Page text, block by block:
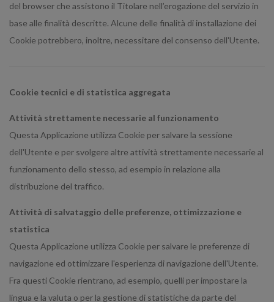
del browser che assistono il Titolare nell’erogazione del servizio in
base alle finalità descritte. Alcune delle finalità di installazione dei
Cookie potrebbero, inoltre, necessitare del consenso dell'Utente.
Cookie tecnici e di statistica aggregata
Attività strettamente necessarie al funzionamento
Questa Applicazione utilizza Cookie per salvare la sessione
dell'Utente e per svolgere altre attività strettamente necessarie al
funzionamento dello stesso, ad esempio in relazione alla
distribuzione del traffico.
Attività di salvataggio delle preferenze, ottimizzazione e
statistica
Questa Applicazione utilizza Cookie per salvare le preferenze di
navigazione ed ottimizzare l'esperienza di navigazione dell'Utente.
Fra questi Cookie rientrano, ad esempio, quelli per impostare la
lingua e la valuta o per la gestione di statistiche da parte del